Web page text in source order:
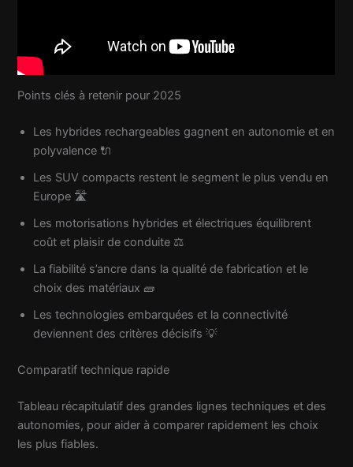
Points clés à retenir pour 2025
Les hybrides rechargeables gagnent en autonomie et en
polyvalence 🔌
Les SUV compacts restent le segment le plus vendu en
Europe 🛣️
Les motorisations hybrides et électriques équilibrent
coût et plaisir de conduite ⚖️
La fiabilité s’ancre dans la qualité de fabrication et le
choix des matériaux 🧱
Les technologies embarquées et la connectivité
deviennent des critères décisifs 💡
Comparatif technique rapide
Tableau récapitulatif des grandes lignes techniques et des
autonomies, pour aider à comparer rapidement les choix
les plus fiables.